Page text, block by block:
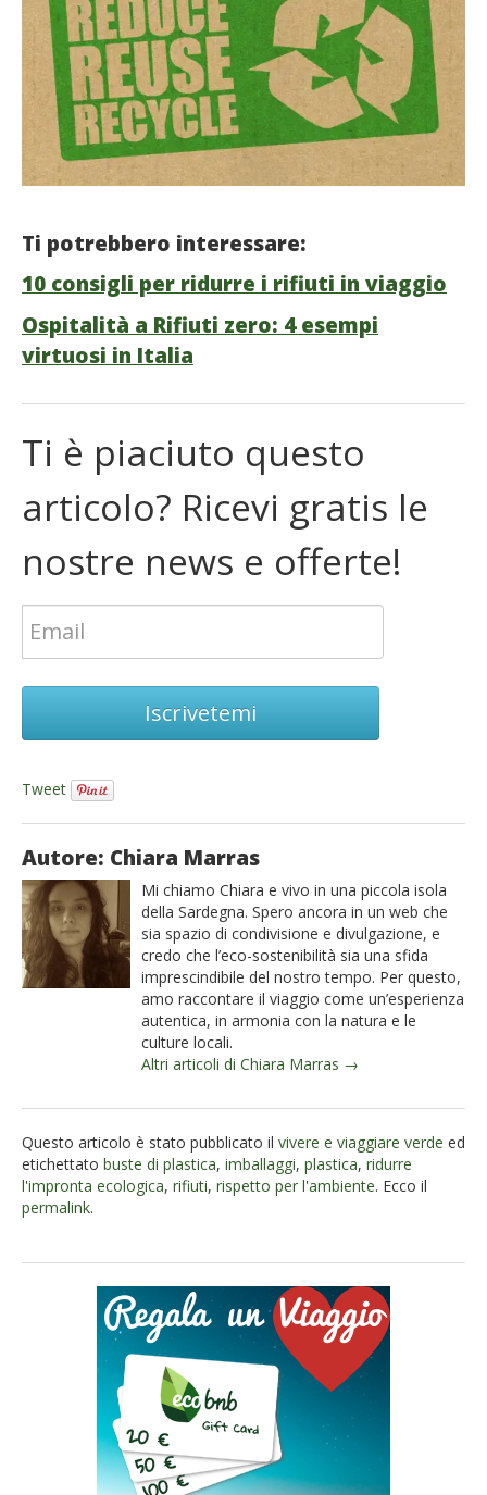
Ti potrebbero interessare:
10 consigli per ridurre i rifiuti in viaggio
Ospitalità a Rifiuti zero: 4 esempi
virtuosi in Italia
Ti è piaciuto questo
articolo? Ricevi gratis le
nostre news e offerte!
Iscrivetemi
Tweet
Autore: Chiara Marras
Mi chiamo Chiara e vivo in una piccola isola
della Sardegna. Spero ancora in un web che
sia spazio di condivisione e divulgazione, e
credo che l’eco-sostenibilità sia una sfida
imprescindibile del nostro tempo. Per questo,
amo raccontare il viaggio come un’esperienza
autentica, in armonia con la natura e le
culture locali.
Altri articoli di Chiara Marras →
Questo articolo è stato pubblicato il vivere e viaggiare verde ed
etichettato buste di plastica, imballaggi, plastica, ridurre
l'impronta ecologica, rifiuti, rispetto per l'ambiente. Ecco il
permalink.